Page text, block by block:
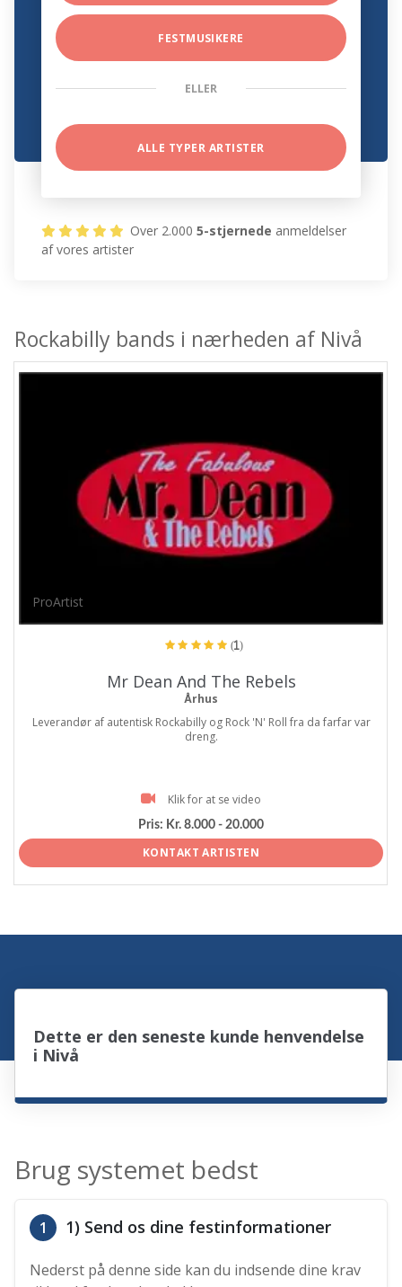
FESTMUSIKERE
ELLER
ALLE TYPER ARTISTER
Over 2.0005-stjernede anmeldelser
af vores artister
Rockabilly bands i nærheden af Nivå
ProArtist
(1)
Mr Dean And The Rebels
Århus
Leverandør af autentisk Rockabilly og Rock 'N' Roll fra da farfar var
dreng.
Klik for at se video
Pris: Kr. 8.000 - 20.000
KONTAKT ARTISTEN
Dette er den seneste kunde henvendelse
i Nivå
Brug systemet bedst
1 1) Send os dine festinformationer
Nederst på denne side kan du indsende dine krav